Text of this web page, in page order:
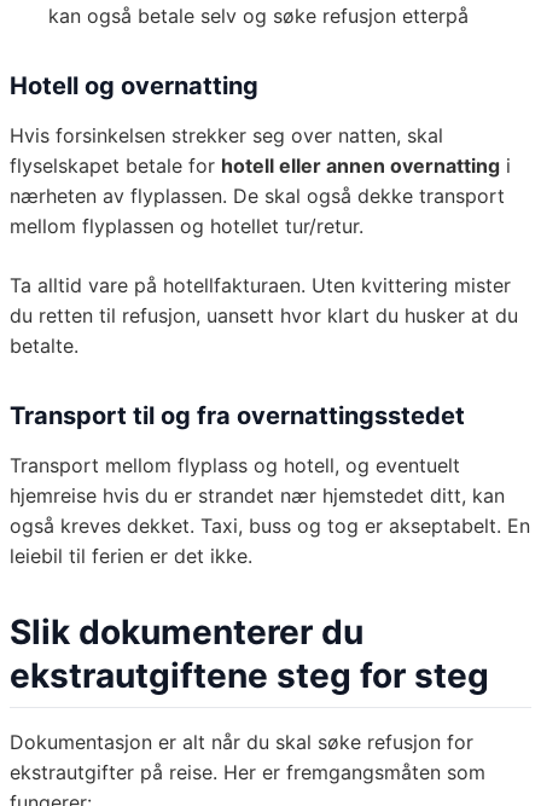
kan også betale selv og søke refusjon etterpå
Hotell og overnatting
Hvis forsinkelsen strekker seg over natten, skal
flyselskapet betale for hotell eller annen overnatting i
nærheten av flyplassen. De skal også dekke transport
mellom flyplassen og hotellet tur/retur.
Ta alltid vare på hotellfakturaen. Uten kvittering mister
du retten til refusjon, uansett hvor klart du husker at du
betalte.
Transport til og fra overnattingsstedet
Transport mellom flyplass og hotell, og eventuelt
hjemreise hvis du er strandet nær hjemstedet ditt, kan
også kreves dekket. Taxi, buss og tog er akseptabelt. En
leiebil til ferien er det ikke.
Slik dokumenterer du
ekstrautgiftene steg for steg
Dokumentasjon er alt når du skal søke refusjon for
ekstrautgifter på reise. Her er fremgangsmåten som